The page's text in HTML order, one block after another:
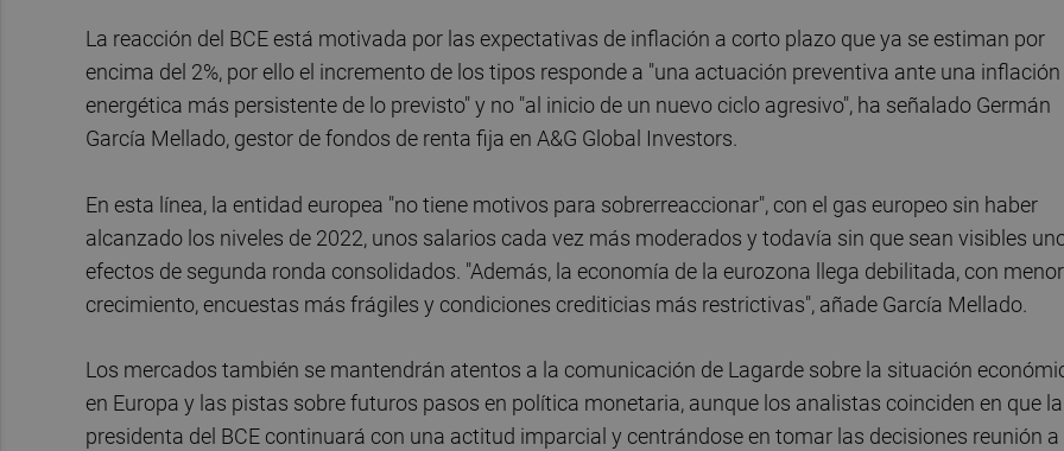
La reacción del BCE está motivada por las expectativas de inflación a corto plazo que ya se estiman por
encima del 2%, por ello el incremento de los tipos responde a "una actuación preventiva ante una inflación
energética más persistente de lo previsto" y no "al inicio de un nuevo ciclo agresivo", ha señalado Germán
García Mellado, gestor de fondos de renta fija en A&G Global Investors.
En esta línea, la entidad europea "no tiene motivos para sobrerreaccionar", con el gas europeo sin haber
alcanzado los niveles de 2022, unos salarios cada vez más moderados y todavía sin que sean visibles
efectos de segunda ronda consolidados. "Además, la economía de la eurozona llega debilitada, con menor
crecimiento, encuestas más frágiles y condiciones crediticias más restrictivas", añade García Mellado.
Los mercados también se mantendrán atentos a la comunicación de Lagarde sobre la situación
en Europa y las pistas sobre futuros pasos en política monetaria, aunque los analistas coinciden en que la
presidenta del BCE continuará con una actitud imparcial y centrándose en tomar las decisiones reunión a